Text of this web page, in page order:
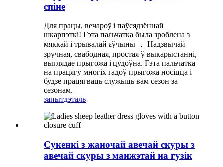
спіне
Для працы, вечароў і паўсядзённай
шкарпэткі! Гэта пальчатка была зроблена з
мяккай і трывалай аўчыны ， Надзвычай
зручная, свабодная, простая ў выкарыстанні,
выглядае прыгожа і цудоўна. Гэта пальчатка
на працягу многіх гадоў прыгожа носіцца і
будзе працягваць служыць вам сезон за
сезонам.
запытдэталь
Сукенкі з жаночай авечай скуры з
авечай скуры з манжэтай на гузік